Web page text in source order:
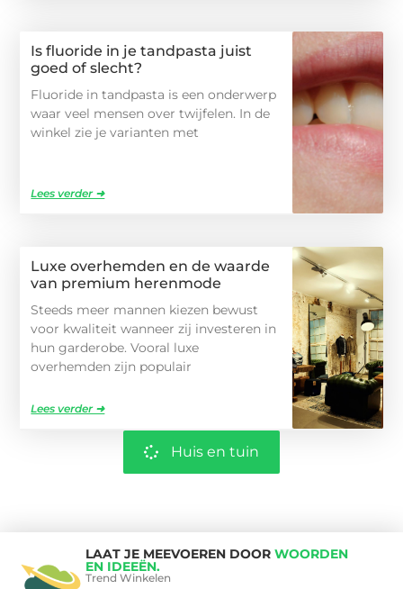
Is fluoride in je tandpasta juist
goed of slecht?
Fluoride in tandpasta is een onderwerp
waar veel mensen over twijfelen. In de
winkel zie je varianten met
Lees verder ➜
Luxe overhemden en de waarde
van premium herenmode
Steeds meer mannen kiezen bewust
voor kwaliteit wanneer zij investeren in
hun garderobe. Vooral luxe
overhemden zijn populair
Lees verder ➜
Huis en tuin
LAAT JE MEEVOEREN DOOR WOORDEN
EN IDEEËN.
Trend Winkelen